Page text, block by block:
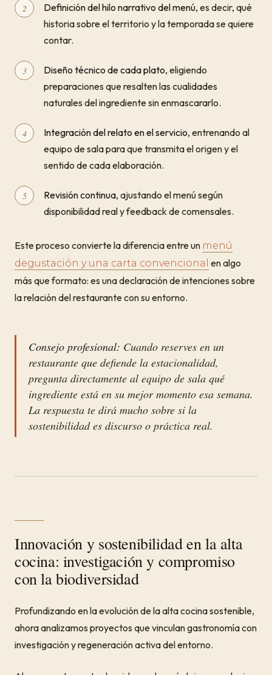
Definición del hilo narrativo del menú, es decir, qué
historia sobre el territorio y la temporada se quiere
contar.
Diseño técnico de cada plato, eligiendo
preparaciones que resalten las cualidades
naturales del ingrediente sin enmascararlo.
Integración del relato en el servicio, entrenando al
equipo de sala para que transmita el origen y el
sentido de cada elaboración.
Revisión continua, ajustando el menú según
disponibilidad real y feedback de comensales.
Este proceso convierte la diferencia entre un menú
degustación y una carta convencional en algo
más que formato: es una declaración de intenciones sobre
la relación del restaurante con su entorno.
Consejo profesional: Cuando reserves en un
restaurante que defiende la estacionalidad,
pregunta directamente al equipo de sala qué
ingrediente está en su mejor momento esa semana.
La respuesta te dirá mucho sobre si la
sostenibilidad es discurso o práctica real.
Innovación y sostenibilidad en la alta
cocina: investigación y compromiso
con la biodiversidad
Profundizando en la evolución de la alta cocina sostenible,
ahora analizamos proyectos que vinculan gastronomía con
investigación y regeneración activa del entorno.